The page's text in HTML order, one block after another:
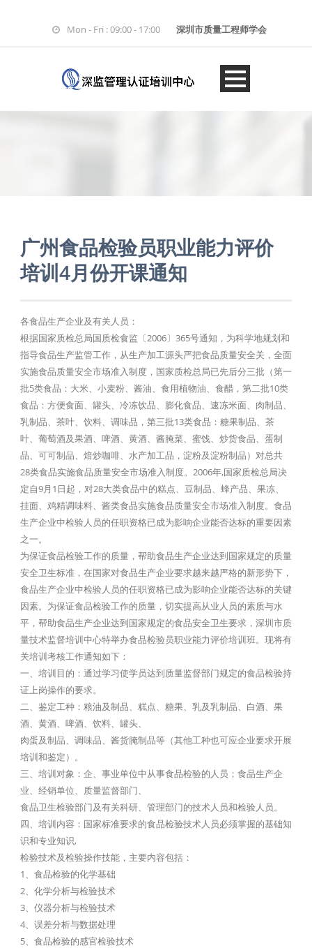
Mon - Fri : 09:00 - 17:00 深圳市质量工程师学会
广州食品检验员职业能力评价
培训4月份开课通知
各食品生产企业及有关人员：
根据国家质检总局国质检食监〔2006〕365号通知，为科学地规划和
指导食品生产监管工作，从生产加工源头严把食品质量安全关，全面
实施食品质量安全市场准入制度，国家质检总局已先后分三批（第一
批5类食品：大米、小麦粉、酱油、食用植物油、食醋，第二批10类
食品：方便食面、罐头、冷冻饮品、膨化食品、速冻米面、肉制品、
乳制品、茶叶、饮料、调味品，第三批13类食品：糖果制品、茶
叶、葡萄酒及果酒、啤酒、黄酒、酱腌菜、蜜饯、炒货食品、蛋制
品、可可制品、焙炒咖啡、水产加工品，淀粉及淀粉制品）对总共
28类食品实施食品质量安全市场准入制度。2006年,国家质检总局决
定自9月1日起，对28大类食品中的糕点、豆制品、蜂产品、果冻、
挂面、鸡精调味料、酱类食品实施食品质量安全市场准入制度。食品
生产企业中检验人员的任职资格已成为影响企业能否达标的重要因素
之一。
为保证食品检验工作的质量，帮助食品生产企业达到国家规定的质量
安全卫生标准，在国家对食品生产企业要求越来越严格的新形势下，
食品生产企业中检验人员的任职资格已成为影响企业能否达标的关键
因素。为保证食品检验工作的质量，切实提高从业人员的素质与水
平，帮助食品生产企业达到国家规定的食品安全卫生要求，深圳市质
量技术监督培训中心特举办食品检验员职业能力评价培训班。现将有
关培训考核工作通知如下：
一、培训目的：通过学习使学员达到质量监督部门规定的食品检验持
证上岗操作的要求。
二、鉴定工种：粮油及制品、糕点、糖果、乳及乳制品、白酒、果
酒、黄酒、啤酒、饮料、罐头、
肉蛋及制品、调味品、酱货腌制品等（其他工种也可应企业要求开展
培训和鉴定）。
三、培训对象：企、事业单位中从事食品检验的人员；食品生产企
业、经销单位、质量监督部门、
食品卫生检验部门及有关科研、管理部门的技术人员和检验人员。
四、培训内容：国家标准要求的食品检验技术人员必须掌握的基础知
识和专业知识,
检验技术及检验操作技能，主要内容包括：
1、食品检验的化学基础
2、化学分析与检验技术
3、仪器分析与检验技术
4、误差分析与数据处理
5、食品检验的感官检验技术